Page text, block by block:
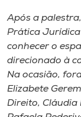
Após a
Prática Jurídica
conhecer o
direcionado à
Na ocasião,
Elizabete
Direito, Cláudia